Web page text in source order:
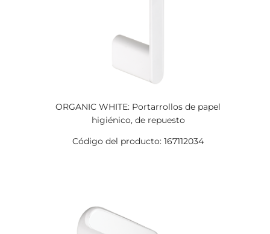
ORGANIC WHITE: Portarrollos de papel
higiénico, de repuesto
Código del producto: 167112034